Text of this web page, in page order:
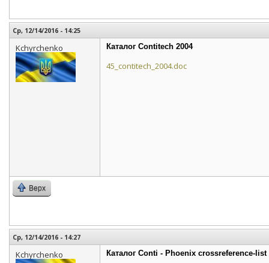
Ср, 12/14/2016 - 14:25
Kchyrchenko Каталог Contitech 2004
45_contitech_2004.doc
Верх
Ср, 12/14/2016 - 14:27
Kchyrchenko Каталог Conti - Phoenix crossreference-list